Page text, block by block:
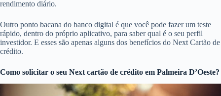
rendimento diário.
Outro ponto bacana do banco digital é que você pode fazer um teste
rápido, dentro do próprio aplicativo, para saber qual é o seu perfil
investidor. E esses são apenas alguns dos benefícios do Next Cartão de
crédito.
Como solicitar o seu Next cartão de crédito em Palmeira D’Oeste?